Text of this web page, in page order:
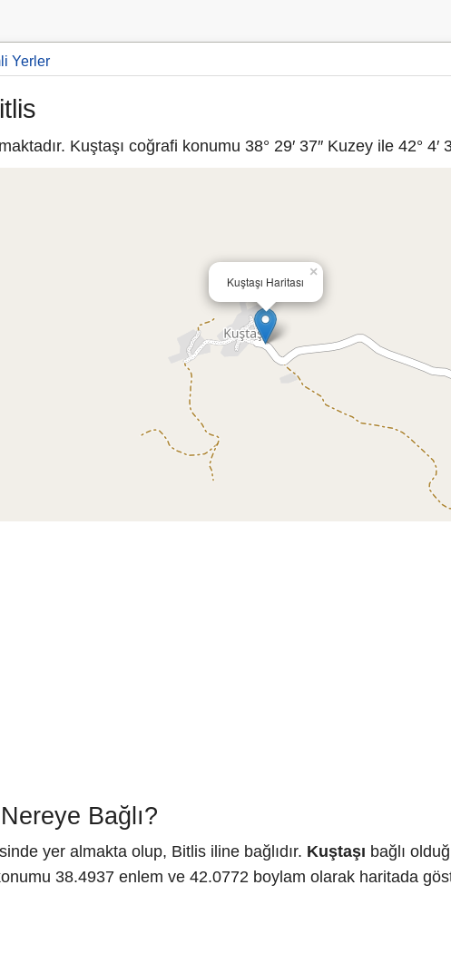
Yerler
Kuştaşı coğrafi konumu 38° 29′ 37″ Kuzey ile 42° 4′
Kuştaşı Haritası
×
Bağlı?
yer almakta olup, Bitlis iline bağlıdır. Kuştaşı bağlı
38.4937 enlem ve 42.0772 boylam olarak haritada